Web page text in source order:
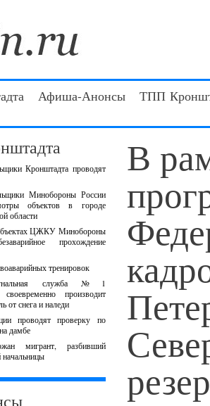
Афиша-Анонсы ТПП
Кронштадта проводят
Минобороны России
объектов в городе
области
ЦЖКУ Минобороны
прохождение
тренировок
служба №1
производит
от снега и наледи
проводят проверку по
дамбе
мигрант, разбивший
В